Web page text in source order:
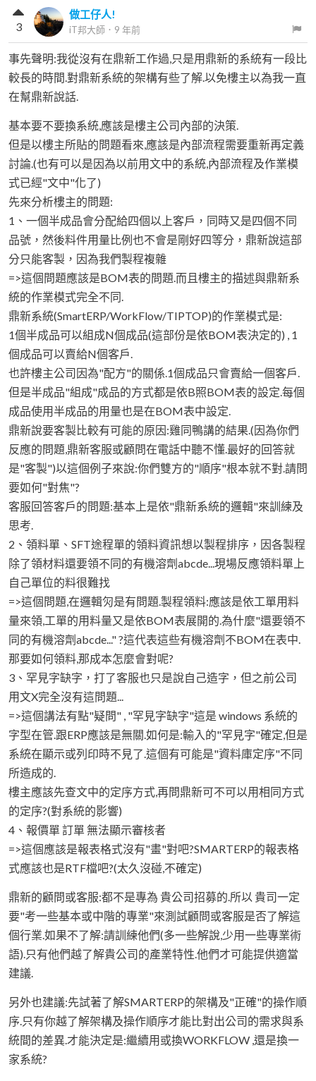
做工仔人!
iT邦大師 ． 9 年前
3
事先聲明:我從沒有在鼎新工作過,只是用鼎新的系統有一段比
較長的時間.對鼎新系統的架構有些了解.以免樓主以為我一直
在幫鼎新說話.
基本要不要換系統,應該是樓主公司內部的決策.
但是以樓主所貼的問題看來,應該是內部流程需要重新再定義
討論.(也有可以是因為以前用文中的系統,內部流程及作業模
式已經"文中"化了)
先來分析樓主的問題:
1、一個半成品會分配給四個以上客戶，同時又是四個不同
品號，然後料件用量比例也不會是剛好四等分，鼎新說這部
分只能客製，因為我們製程複雜
=>這個問題應該是BOM表的問題.而且樓主的描述與鼎新系
統的作業模式完全不同.
鼎新系統(SmartERP/WorkFlow/TIPTOP)的作業模式是:
1個半成品可以組成N個成品(這部份是依BOM表決定的) , 1
個成品可以賣給N個客戶.
也許樓主公司因為"配方"的關係.1個成品只會賣給一個客戶.
但是半成品"組成"成品的方式都是依B照BOM表的設定.每個
成品使用半成品的用量也是在BOM表中設定.
鼎新說要客製比較有可能的原因:雞同鴨講的結果.(因為你們
反應的問題,鼎新客服或顧問在電話中聽不懂.最好的回答就
是"客製")以這個例子來說:你們雙方的"順序"根本就不對.請問
要如何"對焦"?
客服回答客戶的問題:基本上是依"鼎新系統的邏輯"來訓練及
思考.
2、領料單、SFT途程單的領料資訊想以製程排序，因各製程
除了領材料還要領不同的有機溶劑abcde...現場反應領料單上
自己單位的料很難找
=>這個問題,在邏輯灳是有問題.製程領料:應該是依工單用料
量來領,工單的用料量又是依BOM表展開的.為什麼"還要領不
同的有機溶劑abcde..." ?這代表這些有機溶劑不BOM在表中.
那要如何領料,那成本怎麼會對呢?
3、罕見字缺字，打了客服也只是說自己造字，但之前公司
用文X完全沒有這問題...
=>這個講法有點"疑問" , "罕見字缺字"這是 windows 系統的
字型在管.跟ERP應該是無關.如何是:輸入的"罕見字"確定,但是
系統在顯示或列印時不見了.這個有可能是"資料庫定序"不同
所造成的.
樓主應該先查文中的定序方式,再問鼎新可不可以用相同方式
的定序?(對系統的影響)
4、報價單 訂單 無法顯示審核者
=>這個應該是報表格式沒有"畫"對吧?SMARTERP的報表格
式應該也是RTF檔吧?(太久沒碰,不確定)
鼎新的顧問或客服:都不是專為 貴公司招募的.所以 貴司一定
要"考一些基本或中階的專業"來測試顧問或客服是否了解這
個行業.如果不了解:請訓練他們(多一些解說,少用一些專業術
語).只有他們越了解貴公司的產業特性.他們才可能提供適當
建議.
另外也建議:先試著了解SMARTERP的架構及"正確"的操作順
序.只有你越了解架構及操作順序才能比對出公司的需求與系
統間的差異.才能決定是:繼續用或換WORKFLOW ,還是換一
家系統?